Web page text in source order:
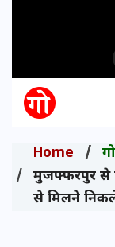
Home
गो
मुजफ्फरपुर से
से मिलने